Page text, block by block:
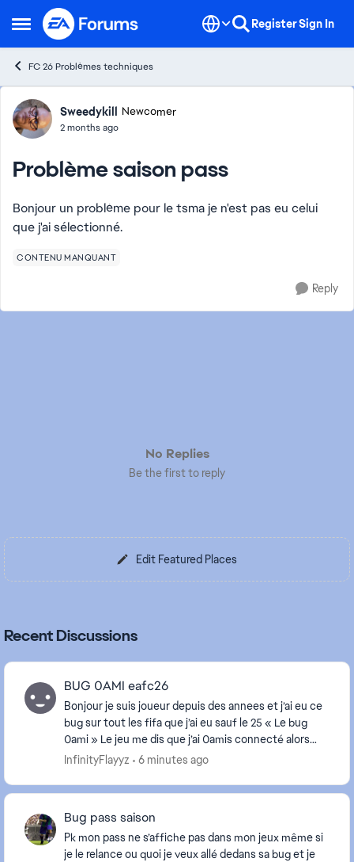
Open Side Menu
Skip to content RegisterSign In
FC 26 Problèmes techniques
Forum Discussion
Sweedykill Newcomer
2 months ago
Problème saison pass
Bonjour un problème pour le tsma je n'est pas eu celui
que j'ai sélectionné.
CONTENU MANQUANT
Reply
No Replies
Be the first to reply
Edit Featured Places
Recent Discussions
BUG 0AMI eafc26
Bonjour je suis joueur depuis des annees et j’ai eu ce
bug sur tout les fifa que j’ai eu sauf le 25 « Le bug
0ami » Le jeu me dis que j’ai 0amis connecté alors
que les miens me voient connecté je...
InfinityFlayyz 6 minutes ago
Bug pass saison
Pk mon pass ne s’affiche pas dans mon jeux même si
je le relance ou quoi je veux allé dedans sa bug et je